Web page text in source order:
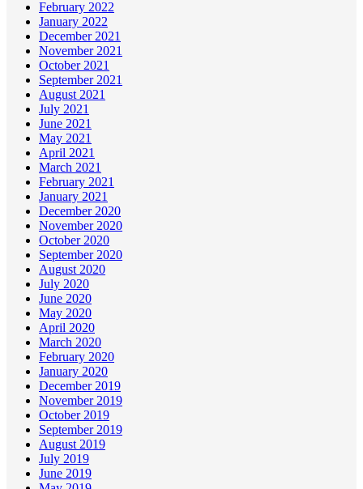
February 2022
January 2022
December 2021
November 2021
October 2021
September 2021
August 2021
July 2021
June 2021
May 2021
April 2021
March 2021
February 2021
January 2021
December 2020
November 2020
October 2020
September 2020
August 2020
July 2020
June 2020
May 2020
April 2020
March 2020
February 2020
January 2020
December 2019
November 2019
October 2019
September 2019
August 2019
July 2019
June 2019